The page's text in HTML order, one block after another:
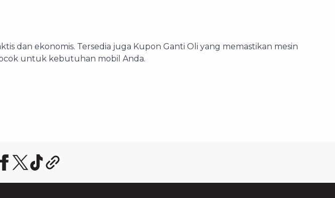
dan ekonomis. Tersedia juga Kupon Ganti Oli yang memastikan mesin
untuk kebutuhan mobil Anda.